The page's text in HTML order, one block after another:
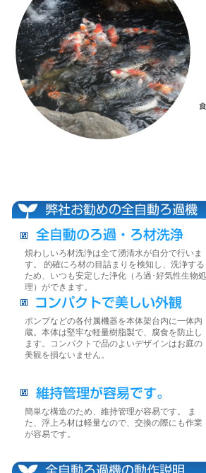
煩わしいろ材洗浄は全て湧清水が自分で行いま
す。 的確にろ材の目詰まりを検知し、洗浄する
ため、いつも安定した浄化（ろ過･好気性生物処
理）ができます。
ポンプなどの各付属機器を本体架台内に一体内
蔵。本体は堅牢な軽量樹脂製で、腐食を防止し
ます。コンパクトで品のよいデザインはお庭の
美観を損ないません。
簡単な構造のため、維持管理が容易です。 ま
た、浮上ろ材は軽量なので、交換の際にも作業
が容易です。